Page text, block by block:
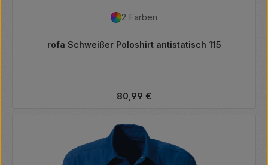
2 Farben
rofa Schweißer Poloshirt antistatisch 115
Regulärer Preis:
80,99 €